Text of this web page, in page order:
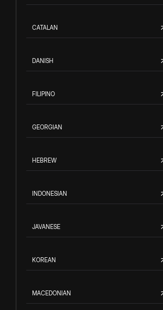
CATALAN
DANISH
FILIPINO
GEORGIAN
HEBREW
INDONESIAN
JAVANESE
KOREAN
MACEDONIAN